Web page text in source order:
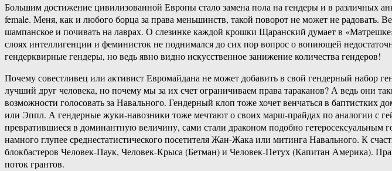
Большим достижение цивилизованной Европы стало замена пола на гендеры и в различных
female. Меня, как и любого борца за права меньшинств, такой поворот не может не
шампанское и почивать на лаврах. О слезинке каждой крошки Щаранский думает в
слоях интеллигенции и феминисток не поднимался до сих пор вопрос о вопиющей
гендерквирные гендеры, но ведь явно видно искусственное занижение количества гендеров!
Почему совестливец или активист Евромайдана не может добавить в свой гендерный набор
лучший друг человека, но почему мы за их счет ограничиваем права тараканов? А ведь они
возможности голосовать за Навального. Гендерный клоп тоже хочет венчаться в баптистких
или Эппл. А гендерные жуки-навозники тоже мечтают о своих марш-прайдах по аналогии с
превратившиеся в доминантную величину, сами стали драконом подобно
намного глупее среднестатистического посетителя Жан-Жака или митинга Навального. К
блокбастеров Человек-Паук, Человек-Крыса (Бетман) и Человек-Петух (Капитан Америка).
поток грантов.